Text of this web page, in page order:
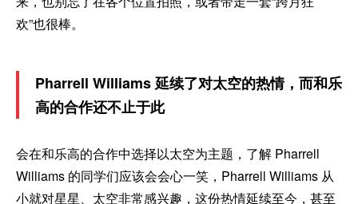
欢”也很棒。
Pharrell Williams 延续了对太空的热情，而和乐
高的合作还不止于此
会在和乐高的合作中选择以太空为主题，了解 Pharrell
Williams 的同学们应该会会心一笑，Pharrell Williams 从
小就对星星、太空非常感兴趣，这份热情延续至今，甚至